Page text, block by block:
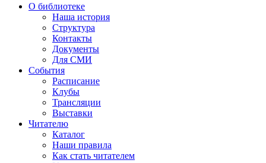
О библиотеке
Наша история
Структура
Контакты
Документы
Для СМИ
События
Расписание
Клубы
Трансляции
Выставки
Читателю
Каталог
Наши правила
Как стать читателем